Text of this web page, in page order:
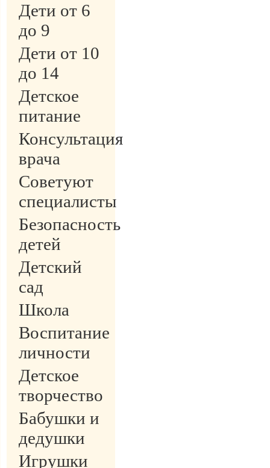
Дети от 6
до 9
Дети от 10
до 14
Детское
питание
Консультация
врача
Советуют
специалисты
Безопасность
детей
Детский
сад
Школа
Воспитание
личности
Детское
творчество
Бабушки и
дедушки
Игрушки